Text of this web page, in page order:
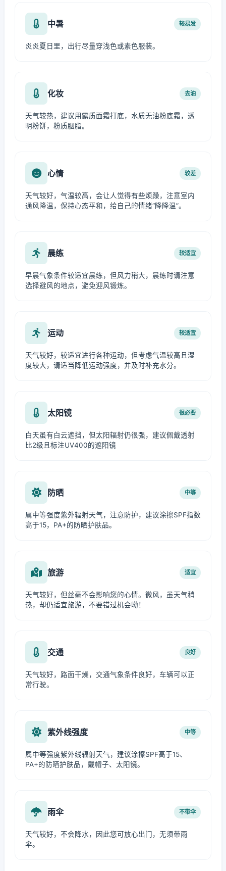
中暑 较易发
炎炎夏日里，出行尽量穿浅色或素色服装。
化妆 去油
天气较热，建议用露质面霜打底，水质无油粉底霜，透
明粉饼，粉质胭脂。
心情 较差
天气较好，气温较高，会让人觉得有些烦躁，注意室内
通风降温，保持心态平和，给自己的情绪“降降温”。
晨练 较适宜
早晨气象条件较适宜晨练，但风力稍大，晨练时请注意
选择避风的地点，避免迎风锻炼。
运动 较适宜
天气较好，较适宜进行各种运动，但考虑气温较高且湿
度较大，请适当降低运动强度，并及时补充水分。
太阳镜 很必要
白天虽有白云遮挡，但太阳辐射仍很强，建议佩戴透射
比2级且标注UV400的遮阳镜
防晒 中等
属中等强度紫外辐射天气，注意防护，建议涂擦SPF指数
高于15，PA+的防晒护肤品。
旅游 适宜
天气较好，但丝毫不会影响您的心情。微风，虽天气稍
热，却仍适宜旅游，不要错过机会呦！
交通 良好
天气较好，路面干燥，交通气象条件良好，车辆可以正
常行驶。
紫外线强度 中等
属中等强度紫外线辐射天气，建议涂擦SPF高于15、
PA+的防晒护肤品，戴帽子、太阳镜。
雨伞 不带伞
天气较好，不会降水，因此您可放心出门，无须带雨
伞。